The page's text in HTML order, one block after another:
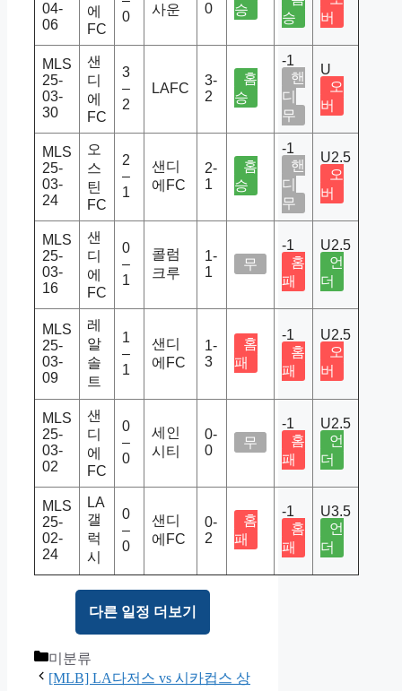
04-
06
에
FC
0
사운
0
승
승
버
MLS
25-
03-
30
샌
디
에
FC
3
–
2
LAFC
3-
2
홈
승
-1
핸
디
무
U
오
버
MLS
25-
03-
24
오
스
틴
FC
2
–
1
샌디
에FC
2-
1
홈
승
-1
핸
디
무
U2.5
오
버
MLS
25-
03-
16
샌
디
에
FC
0
–
1
콜럼
크루
1-
1
무
-1
홈
패
U2.5
언
더
MLS
25-
03-
09
레
알
솔
트
1
–
1
샌디
에FC
1-
3
홈
패
-1
홈
패
U2.5
오
버
MLS
25-
03-
02
샌
디
에
FC
0
–
0
세인
시티
0-
0
무
-1
홈
패
U2.5
언
더
MLS
25-
02-
24
LA
갤
럭
시
0
–
0
샌디
에FC
0-
2
홈
패
-1
홈
패
U3.5
언
더
다른 일정 더보기
Categories
미분류
[MLB] LA다저스 vs 시카컵스 상